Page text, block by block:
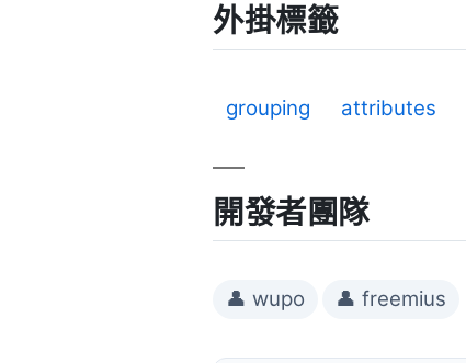
外掛標籤
grouping attributes
開發者團隊
👤 wupo 👤 freemius